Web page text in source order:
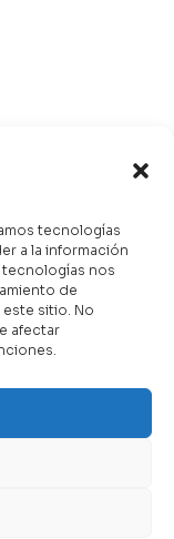
tecnologías
a la información
nos
de
sitio. No
afectar
derechos